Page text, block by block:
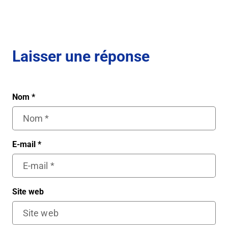
Laisser une réponse
Nom *
E-mail *
Site web